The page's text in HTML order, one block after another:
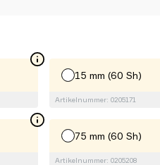
15 mm (60 Sh)
Artikelnummer: 0205171
75 mm (60 Sh)
Artikelnummer: 0205208